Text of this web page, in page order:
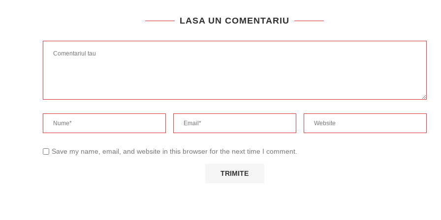
LASA UN COMENTARIU
Save my name, email, and website in this browser for the next time I comment.